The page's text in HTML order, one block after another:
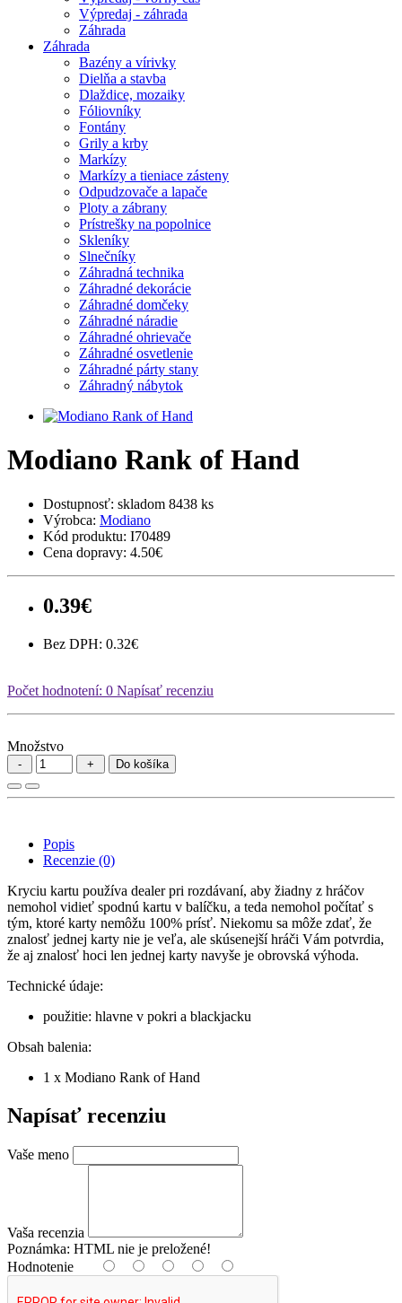
Výpredaj - záhrada
Záhrada
Záhrada
Bazény a vírivky
Dielňa a stavba
Dlaždice, mozaiky
Fóliovníky
Fontány
Grily a krby
Markízy
Markízy a tieniace zásteny
Odpudzovače a lapače
Ploty a zábrany
Prístrešky na popolnice
Skleníky
Slnečníky
Záhradná technika
Záhradné dekorácie
Záhradné domčeky
Záhradné náradie
Záhradné ohrievače
Záhradné osvetlenie
Záhradné párty stany
Záhradný nábytok
Modiano Rank of Hand
Dostupnosť: skladom 8438 ks
Výrobca: Modiano
Kód produktu: I70489
Cena dopravy: 4.50€
0.39€
Bez DPH: 0.32€
Počet hodnotení: 0 Napísať recenziu
Množstvo
Do košíka
Popis
Recenzie (0)
Kryciu kartu používa dealer pri rozdávaní, aby žiadny z hráčov
nemohol vidieť spodnú kartu v balíčku, a teda nemohol počítať s
tým, ktoré karty nemôžu 100% prísť. Niekomu sa môže zdať, že
znalosť jednej karty nie je veľa, ale skúsenejší hráči Vám potvrdia,
že aj znalosť hoci len jednej karty navyše je obrovská výhoda.
Technické údaje:
použitie: hlavne v pokri a blackjacku
Obsah balenia:
1 x Modiano Rank of Hand
Napísať recenziu
Vaše meno
Vaša recenzia
Poznámka: HTML nie je preložené!
Hodnotenie